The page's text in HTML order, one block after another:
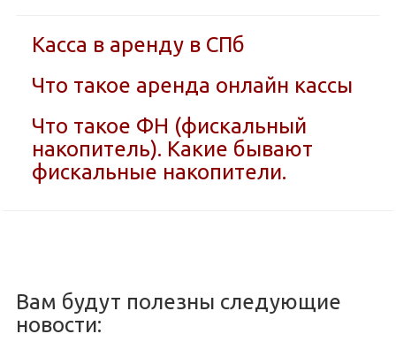
Касса в аренду в СПб
Что такое аренда онлайн кассы
Что такое ФН (фискальный
накопитель). Какие бывают
фискальные накопители.
Вам будут полезны следующие
новости: